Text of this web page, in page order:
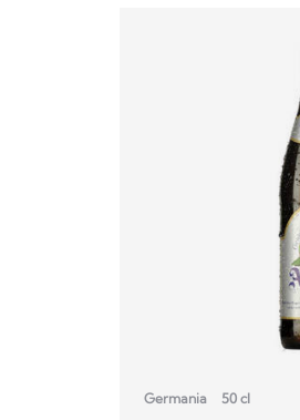
Germania 50 cl